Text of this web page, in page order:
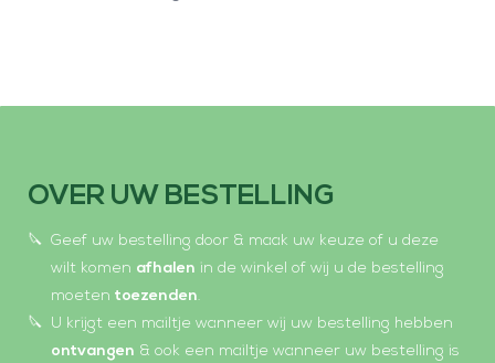
OVER UW BESTELLING
Geef uw bestelling door & maak uw keuze of u deze
wilt komen afhalen in de winkel of wij u de bestelling
moeten toezenden.
U krijgt een mailtje wanneer wij uw bestelling hebben
ontvangen & ook een mailtje wanneer uw bestelling is